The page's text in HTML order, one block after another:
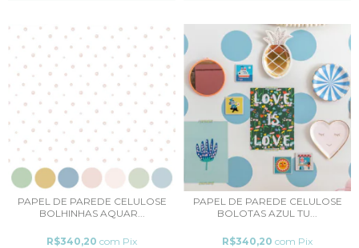
PAPEL DE PAREDE CELULOSE
BOLHINHAS AQUAR...
R$340,20 com Pix
PAPEL DE PAREDE CELULOSE
BOLOTAS AZUL TU...
R$340,20 com Pix